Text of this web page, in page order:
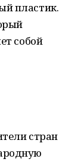
пластик.
собой
стран